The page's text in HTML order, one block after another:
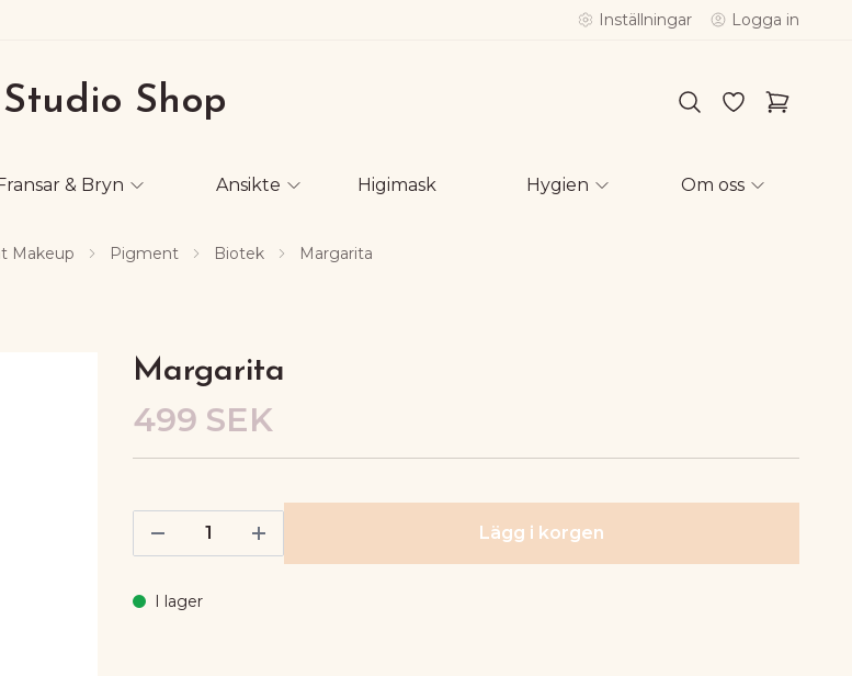
Inställningar Logga in
Studio Shop
& Bryn Ansikte Higimask Hygien Om oss
Makeup Pigment Biotek Margarita
Margarita
499 SEK
Lägg i korgen
I lager